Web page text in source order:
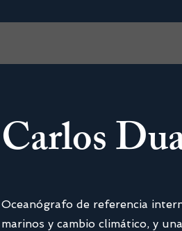
Carlos
Oceanógrafo de referencia
marinos y cambio climático, y